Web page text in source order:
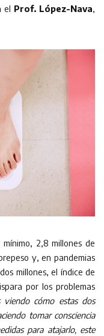
el Prof. López-Nava,
2,8 millones de
y, en pandemias
millones, el índice de
por los problemas
viendo cómo estas dos
tomar consciencia
para atajarlo, este